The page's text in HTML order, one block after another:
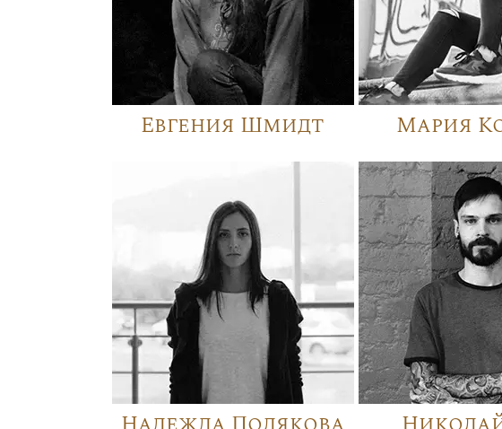
Евгения Шмидт Мария